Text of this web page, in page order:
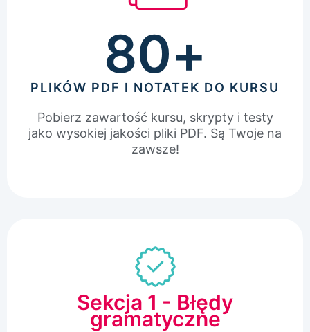
PLIKÓW PDF I NOTATEK DO KURSU
80+
Pobierz zawartość kursu, skrypty i testy
jako wysokiej jakości pliki PDF. Są Twoje na
zawsze!
Sekcja 1 - Błędy
gramatyczne